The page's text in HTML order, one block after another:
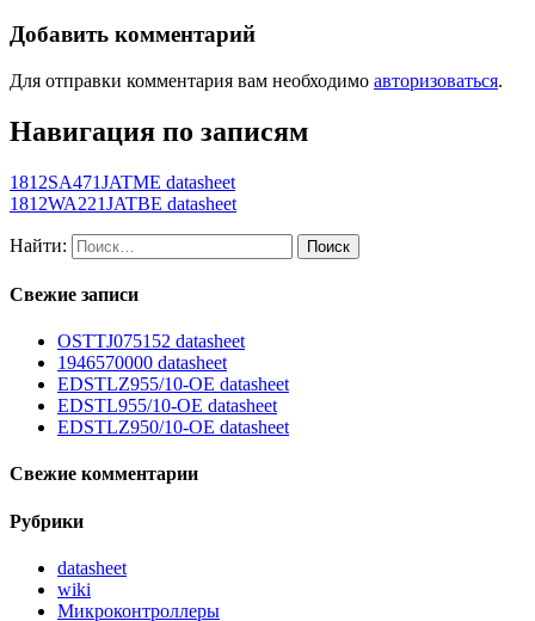
Добавить комментарий
Для отправки комментария вам необходимо авторизоваться.
Навигация по записям
1812SA471JATME datasheet
1812WA221JATBE datasheet
Найти:
Свежие записи
OSTTJ075152 datasheet
1946570000 datasheet
EDSTLZ955/10-OE datasheet
EDSTL955/10-OE datasheet
EDSTLZ950/10-OE datasheet
Свежие комментарии
Рубрики
datasheet
wiki
Микроконтроллеры